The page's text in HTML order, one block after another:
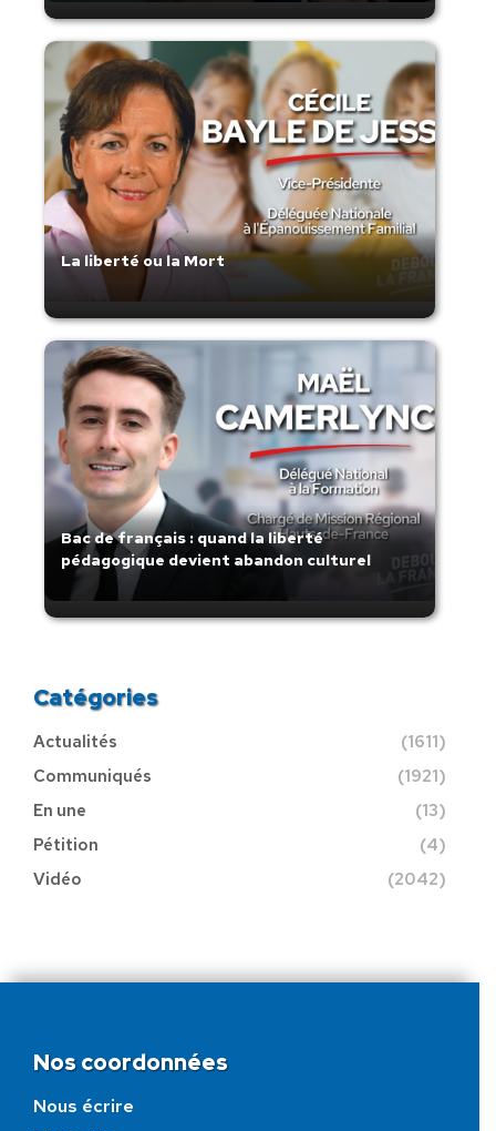
La liberté ou la Mort
Bac de français : quand la liberté
pédagogique devient abandon culturel
Catégories
Actualités
(1611)
Communiqués
(1921)
En une
(13)
Pétition
(4)
Vidéo
(2042)
Nos coordonnées
Nous écrire